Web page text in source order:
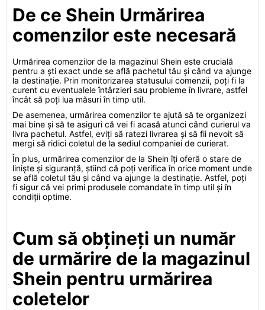
De ce Shein Urmărirea
comenzilor este necesară
Urmărirea comenzilor de la magazinul Shein este crucială
pentru a ști exact unde se află pachetul tău și când va ajunge
la destinație. Prin monitorizarea statusului comenzii, poți fi la
curent cu eventualele întârzieri sau probleme în livrare, astfel
încât să poți lua măsuri în timp util.
De asemenea, urmărirea comenzilor te ajută să te organizezi
mai bine și să te asiguri că vei fi acasă atunci când curierul va
livra pachetul. Astfel, eviți să ratezi livrarea și să fii nevoit să
mergi să ridici coletul de la sediul companiei de curierat.
În plus, urmărirea comenzilor de la Shein îți oferă o stare de
liniște și siguranță, știind că poți verifica în orice moment unde
se află coletul tău și când va ajunge la destinație. Astfel, poți
fi sigur că vei primi produsele comandate în timp util și în
condiții optime.
Cum să obțineți un număr
de urmărire de la magazinul
Shein pentru urmărirea
coletelor